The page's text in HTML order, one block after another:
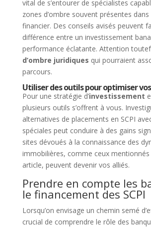
vital de s’entourer de spécialistes
zones d’ombre souvent présentes
financier. Des conseils avisés peuvent
différence entre un investissement
performance éclatante. Attention
d’ombre juridiques qui pourraient
parcours.
Utiliser des outils pour optimiser
Pour une stratégie d’investissement
plusieurs outils s’offrent à vous.
alternatives de placements en SCPI
spéciales peut conduire à des gains
sites dévoués à la connaissance des
immobilières, comme ceux
article, peuvent devenir vos alliés.
Prendre en compte les
le financement des SCPI
Lorsqu’on envisage un chemin semé
crucial de comprendre le rôle des